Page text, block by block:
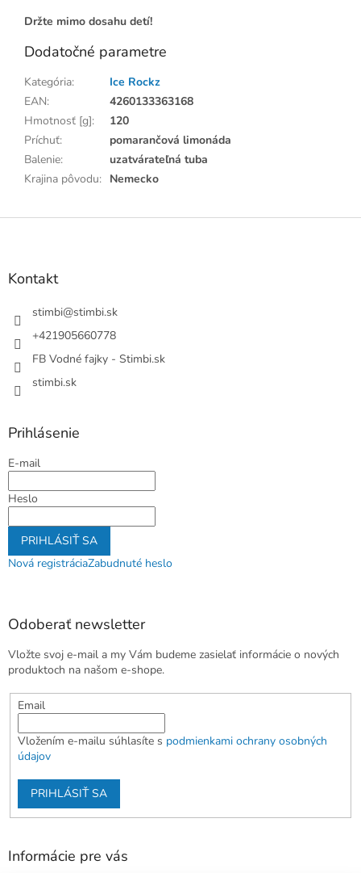
Držte mimo dosahu detí!
Dodatočné parametre
Kategória:
Ice Rockz
EAN:
4260133363168
Hmotnosť [g]:
120
Príchuť:
pomarančová limonáda
Balenie:
uzatvárateľná tuba
Krajina pôvodu: Nemecko
Z
Kontakt
stimbi@stimbi.sk
+421905660778
FB Vodné fajky - Stimbi.sk
stimbi.sk
Prihlásenie
E-mail
Heslo
PRIHLÁSIŤ SA
Nová registráciaZabudnuté heslo
Odoberať newsletter
Vložte svoj e-mail a my Vám budeme zasielať informácie o nových
produktoch na našom e-shope.
Email
Vložením e-mailu súhlasíte s podmienkami ochrany osobných
údajov
PRIHLÁSIŤ SA
Informácie pre vás